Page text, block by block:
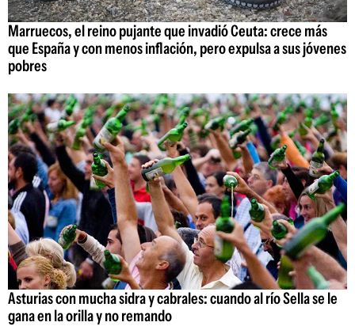
Marruecos, el reino pujante que invadió Ceuta: crece más
que España y con menos inflación, pero expulsa a sus jóvenes
pobres
Asturias con mucha sidra y cabrales: cuando al río Sella se le
gana en la orilla y no remando